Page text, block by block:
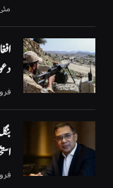
مئی 12,